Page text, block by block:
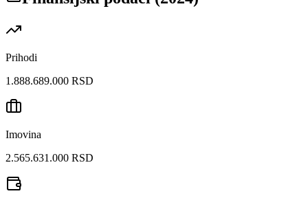
Prihodi
1.888.689.000 RSD
Imovina
2.565.631.000 RSD